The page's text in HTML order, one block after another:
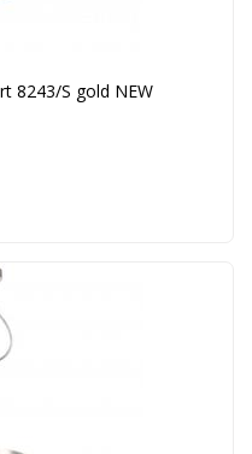
8243/S gold NEW